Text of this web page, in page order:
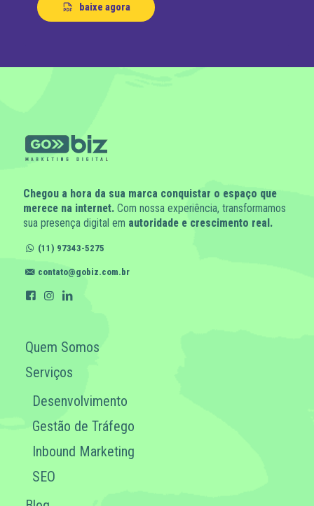
baixe agora
Chegou a hora da sua marca conquistar o espaço que
merece na internet. Com nossa experiência, transformamos
sua presença digital em autoridade e crescimento real.
(11) 97343-5275
contato@gobiz.com.br
Quem Somos
Serviços
Desenvolvimento
Gestão de Tráfego
Inbound Marketing
SEO